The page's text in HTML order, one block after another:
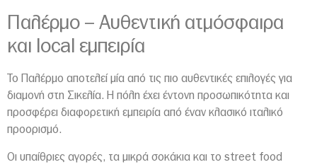
Παλέρμο – Αυθεντική ατμόσφαιρα
και local εμπειρία
Το Παλέρμο αποτελεί μία από τις πιο αυθεντικές επιλογές για
διαμονή στη Σικελία. Η πόλη έχει έντονη προσωπικότητα και
προσφέρει διαφορετική εμπειρία από έναν κλασικό ιταλικό
προορισμό.
Οι υπαίθριες αγορές, τα μικρά σοκάκια και το street food